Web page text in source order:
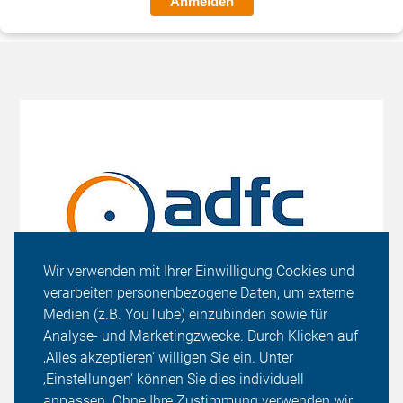
Wir verwenden mit Ihrer Einwilligung Cookies und
verarbeiten personenbezogene Daten, um externe
Medien (z.B. YouTube) einzubinden sowie für
Analyse- und Marketingzwecke. Durch Klicken auf
‚Alles akzeptieren‘ willigen Sie ein. Unter
‚Einstellungen‘ können Sie dies individuell